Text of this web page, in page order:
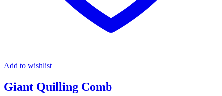
Add to wishlist
Giant Quilling Comb